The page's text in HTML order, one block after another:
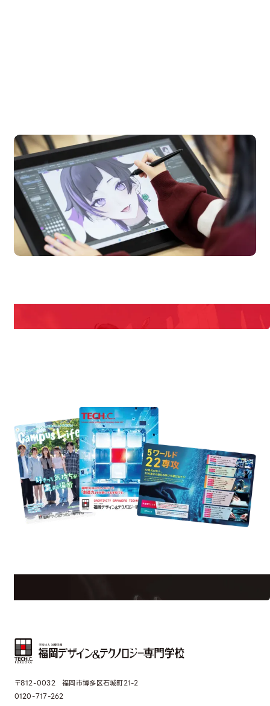
Campus Open
Information
〒812-0032 福岡市博多区石城町21-2
0120-717-262